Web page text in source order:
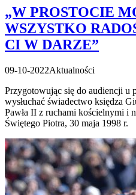
„W PROSTOCIE
WSZYSTKO
CI W DARZE”
09-10-2022Aktualności
Przygotowując się do audiencji u
wysłuchać świadectwo księdza
Pawła II z ruchami kościelnymi i
Świętego Piotra, 30 maja 1998 r.